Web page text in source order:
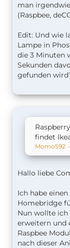
man
(Raspbee,
Edit: Und wie
Lampe in
die 3 Minuten
Sekunden
gefunden
findet
Momo592
Hallo liebe
Ich habe
Homebridge
Nun wollte
erweitern und
Raspbee
nach dieser